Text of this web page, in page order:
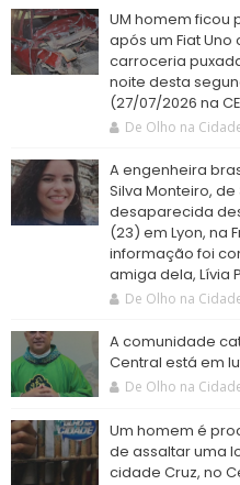
UM homem ficou
após um Fiat
carroceria
noite desta
(27/07/2026 na
De Olho na
A engenheira
Silva Monteiro,
desaparecida
(23) em Lyon, na
informação foi
amiga dela, Lívia
De Olho na
A comunidade
Central está em
De Olho na
Um homem é
de assaltar uma
cidade Cruz, no